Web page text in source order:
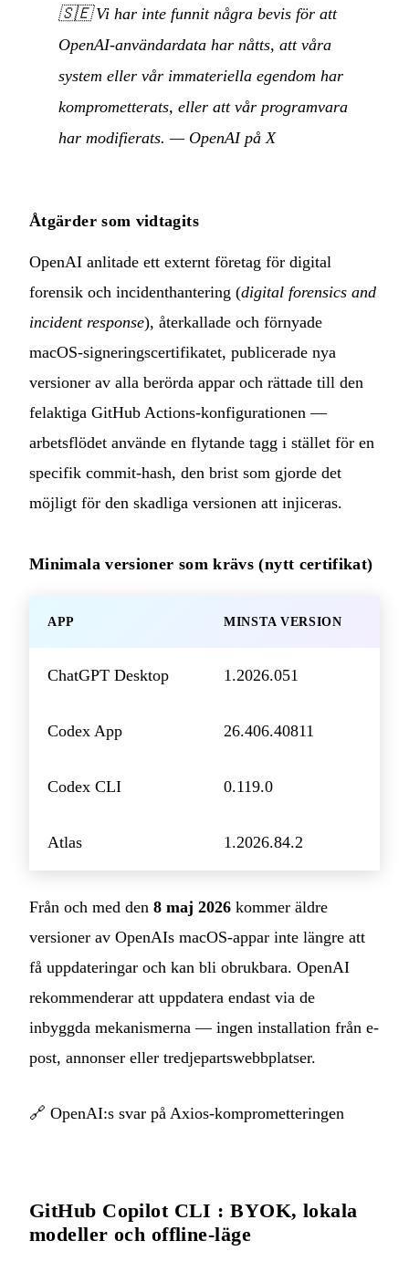
🇸🇪Vi har inte funnit några bevis för att
OpenAI-användardata har nåtts, att våra
system eller vår immateriella egendom har
komprometterats, eller att vår programvara
har modifierats. — OpenAI på X
Åtgärder som vidtagits
OpenAI anlitade ett externt företag för digital
forensik och incidenthantering (digital forensics and
incident response), återkallade och förnyade
macOS-signeringscertifikatet, publicerade nya
versioner av alla berörda appar och rättade till den
felaktiga GitHub Actions-konfigurationen —
arbetsflödet använde en flytande tagg i stället för en
specifik commit-hash, den brist som gjorde det
möjligt för den skadliga versionen att injiceras.
Minimala versioner som krävs (nytt certifikat)
APP MINSTA VERSION
ChatGPT Desktop 1.2026.051
Codex App 26.406.40811
Codex CLI 0.119.0
Atlas 1.2026.84.2
Från och med den 8 maj 2026 kommer äldre
versioner av OpenAIs macOS-appar inte längre att
få uppdateringar och kan bli obrukbara. OpenAI
rekommenderar att uppdatera endast via de
inbyggda mekanismerna — ingen installation från e-
post, annonser eller tredjepartswebbplatser.
🔗 OpenAI:s svar på Axios-komprometteringen
GitHub Copilot CLI : BYOK, lokala
modeller och offline-läge